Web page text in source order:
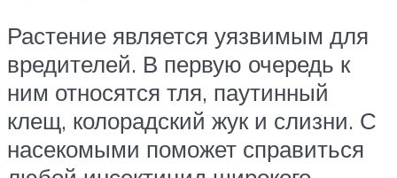
Растение является уязвимым для
вредителей. В первую очередь к
ним относятся тля, паутинный
клещ, колорадский жук и слизни. С
насекомыми поможет справиться